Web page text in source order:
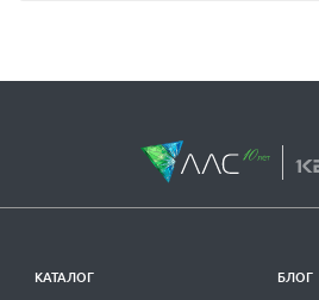
КАТАЛОГ БЛОГ